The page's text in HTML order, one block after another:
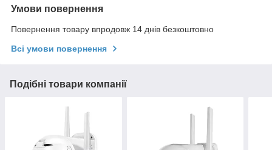
Умови повернення
Повернення товару впродовж 14 днів безкоштовно
Всі умови повернення
Подібні товари компанії